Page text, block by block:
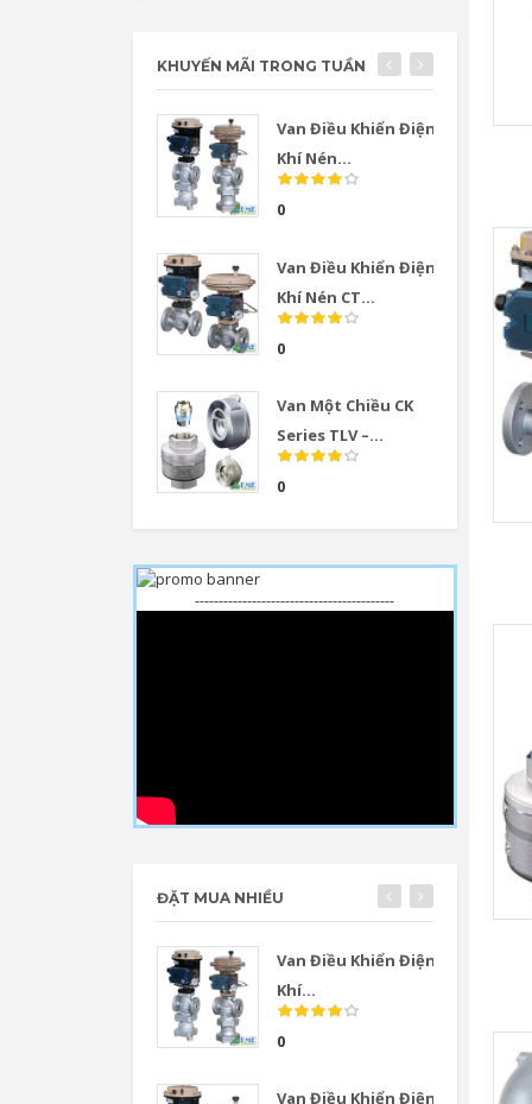
KHUYẾN MÃI TRONG TUẦN
Van Điều Khiển Điện
Khí Nén...
0
Van Điều Khiển Điện
Khí Nén CT...
0
Van Một Chiều CK
Series TLV –...
0
------------------------------------------
ĐẶT MUA NHIỀU
Van Điều Khiển Điện
Khí...
0
Van Điều Khiển Điện